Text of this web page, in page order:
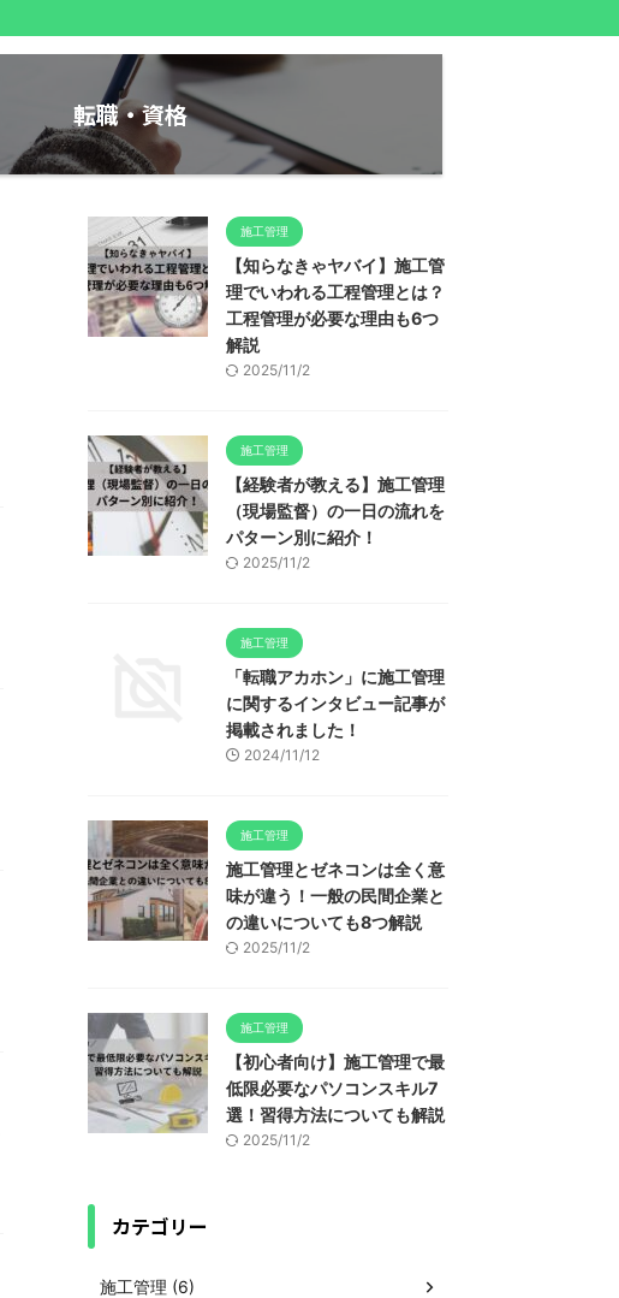
転職・資格
施工管理
【知らなきゃヤバイ】施工管
理でいわれる工程管理とは？
工程管理が必要な理由も6つ
解説
2025/11/2
施工管理
【経験者が教える】施工管理
（現場監督）の一日の流れを
パターン別に紹介！
2025/11/2
施工管理
「転職アカホン」に施工管理
に関するインタビュー記事が
掲載されました！
2024/11/12
施工管理
施工管理とゼネコンは全く意
味が違う！一般の民間企業と
の違いについても8つ解説
2025/11/2
施工管理
【初心者向け】施工管理で最
低限必要なパソコンスキル7
選！習得方法についても解説
2025/11/2
カテゴリー
施工管理 (6)